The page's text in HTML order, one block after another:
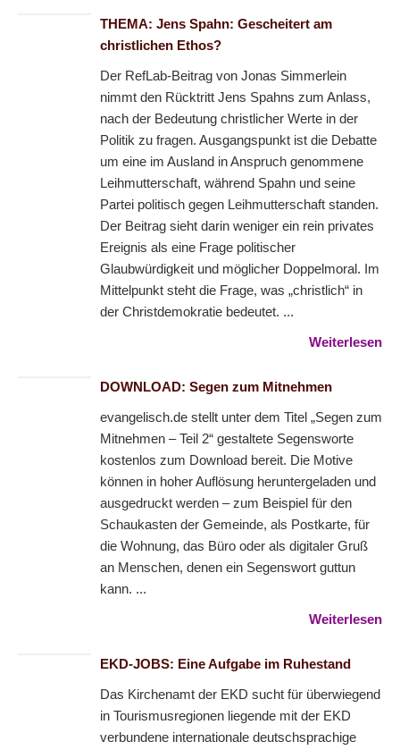
THEMA: Jens Spahn: Gescheitert am
christlichen Ethos?
Der RefLab-Beitrag von Jonas Simmerlein
nimmt den Rücktritt Jens Spahns zum Anlass,
nach der Bedeutung christlicher Werte in der
Politik zu fragen. Ausgangspunkt ist die Debatte
um eine im Ausland in Anspruch genommene
Leihmutterschaft, während Spahn und seine
Partei politisch gegen Leihmutterschaft standen.
Der Beitrag sieht darin weniger ein rein privates
Ereignis als eine Frage politischer
Glaubwürdigkeit und möglicher Doppelmoral. Im
Mittelpunkt steht die Frage, was „christlich“ in
der Christdemokratie bedeutet. ...
Weiterlesen
DOWNLOAD: Segen zum Mitnehmen
evangelisch.de stellt unter dem Titel „Segen zum
Mitnehmen – Teil 2“ gestaltete Segensworte
kostenlos zum Download bereit. Die Motive
können in hoher Auflösung heruntergeladen und
ausgedruckt werden – zum Beispiel für den
Schaukasten der Gemeinde, als Postkarte, für
die Wohnung, das Büro oder als digitaler Gruß
an Menschen, denen ein Segenswort guttun
kann. ...
Weiterlesen
EKD-JOBS: Eine Aufgabe im Ruhestand
Das Kirchenamt der EKD sucht für überwiegend
in Tourismusregionen liegende mit der EKD
verbundene internationale deutschsprachige